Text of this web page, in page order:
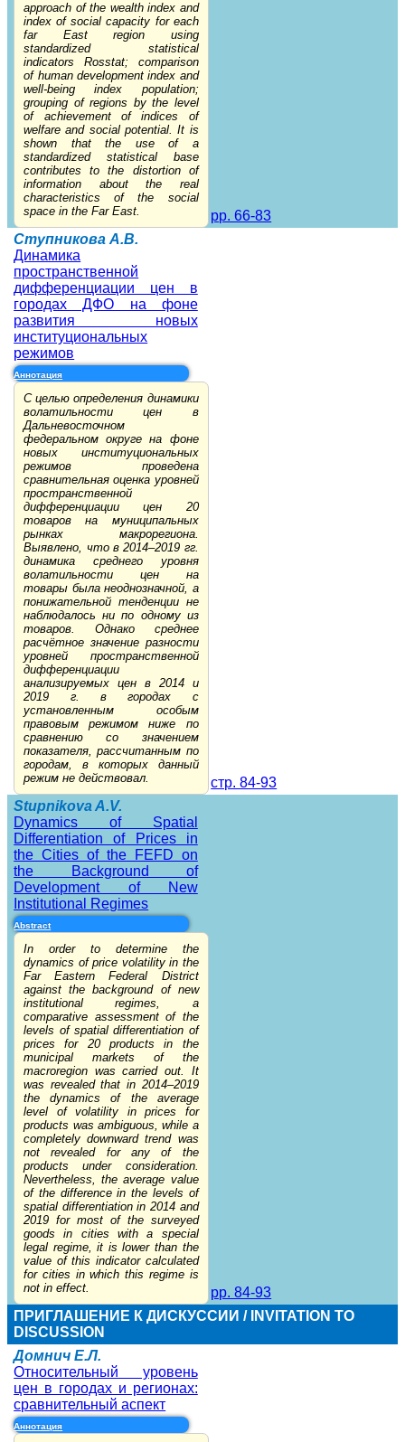
approach of the wealth index and
index of social capacity for each
far East region using
standardized statistical
indicators Rosstat; comparison
of human development index and
well-being index population;
grouping of regions by the level
of achievement of indices of
welfare and social potential. It is
shown that the use of a
standardized statistical base
contributes to the distortion of
information about the real
characteristics of the social
space in the Far East.
pp. 66-83
Ступникова А.В.
Динамика
пространственной
дифференциации цен в
городах ДФО на фоне
развития новых
институциональных
режимов
Аннотация
С целью определения динамики
волатильности цен в
Дальневосточном
федеральном округе на фоне
новых институциональных
режимов проведена
сравнительная оценка уровней
пространственной
дифференциации цен 20
товаров на муниципальных
рынках макрорегиона.
Выявлено, что в 2014–2019 гг.
динамика среднего уровня
волатильности цен на
товары была неоднозначной, а
понижательной тенденции не
наблюдалось ни по одному из
товаров. Однако среднее
расчётное значение разности
уровней пространственной
дифференциации
анализируемых цен в 2014 и
2019 г. в городах с
установленным особым
правовым режимом ниже по
сравнению со значением
показателя, рассчитанным по
городам, в которых данный
режим не действовал.
стр. 84-93
Stupnikova A.V.
Dynamics of Spatial
Differentiation of Prices in
the Cities of the FEFD on
the Background of
Development of New
Institutional Regimes
Abstract
In order to determine the
dynamics of price volatility in the
Far Eastern Federal District
against the background of new
institutional regimes, a
comparative assessment of the
levels of spatial differentiation of
prices for 20 products in the
municipal markets of the
macroregion was carried out. It
was revealed that in 2014–2019
the dynamics of the average
level of volatility in prices for
products was ambiguous, while a
completely downward trend was
not revealed for any of the
products under consideration.
Nevertheless, the average value
of the difference in the levels of
spatial differentiation in 2014 and
2019 for most of the surveyed
goods in cities with a special
legal regime, it is lower than the
value of this indicator calculated
for cities in which this regime is
not in effect.
pp. 84-93
ПРИГЛАШЕНИЕ К ДИСКУССИИ / INVITATION TO
DISCUSSION
Домнич Е.Л.
Относительный уровень
цен в городах и регионах:
сравнительный аспект
Аннотация